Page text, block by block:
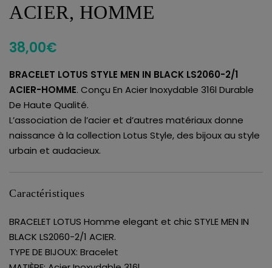
ACIER, HOMME
38,00€
BRACELET LOTUS STYLE MEN IN BLACK LS2060-2/1
ACIER-HOMME. Conçu En Acier Inoxydable 316l Durable
De Haute Qualité.
L’association de l’acier et d’autres matériaux donne
naissance à la collection Lotus Style, des bijoux au style
urbain et audacieux.
Caractéristiques
BRACELET LOTUS Homme elegant et chic STYLE MEN IN
BLACK LS2060-2/1 ACIER.
TYPE DE BIJOUX: Bracelet